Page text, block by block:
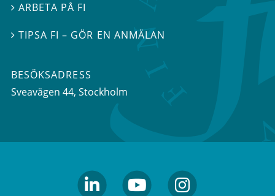
ARBETA PÅ FI
TIPSA FI – GÖR EN ANMÄLAN
BESÖKSADRESS
Sveavägen 44, Stockholm